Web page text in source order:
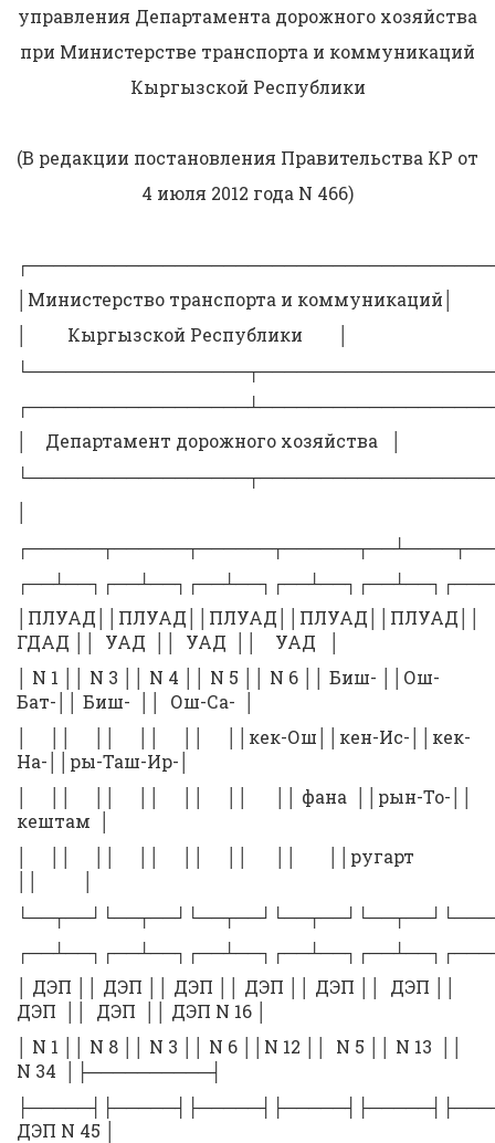
управления Департамента дорожного хозяйства
при Министерстве транспорта и коммуникаций
Кыргызской Республики
(В редакции постановления Правительства КР от
4 июля 2012 года N 466)
│Министерство транспорта и коммуникаций│
│ Кыргызской Республики │
│ Департамент дорожного хозяйства │
│ПЛУАД││ПЛУАД││ПЛУАД││ПЛУАД││ПЛУАД││
ГДАД ││ УАД ││ УАД ││ УАД │
│ N 1 ││ N 3 ││ N 4 ││ N 5 ││ N 6 ││ Биш- ││Ош-
Бат-││ Биш- ││ Ош-Са- │
│ ││ ││ ││ ││ ││кек-Ош││кен-Ис-││кек-
На-││ры-Таш-Ир-│
│ ││ ││ ││ ││ ││ ││ фана ││рын-То-││
кештам │
│ ││ ││ ││ ││ ││ ││ ││ругарт
│ ДЭП ││ ДЭП ││ ДЭП ││ ДЭП ││ ДЭП ││ ДЭП ││
ДЭП ││ ДЭП ││ ДЭП N 16 │
│ N 1 ││ N 8 ││ N 3 ││ N 6 ││N 12 ││ N 5 ││ N 13 ││
N 34 │├──────────┤
ДЭП N 45 │